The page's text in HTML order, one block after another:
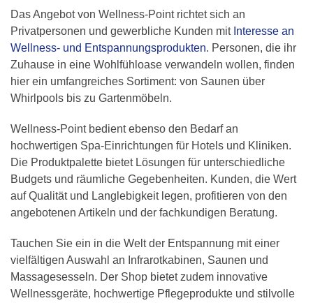
Das Angebot von Wellness-Point richtet sich an
Privatpersonen und gewerbliche Kunden mit Interesse an
Wellness- und Entspannungsprodukten. Personen, die ihr
Zuhause in eine Wohlfühloase verwandeln wollen, finden
hier ein umfangreiches Sortiment: von Saunen über
Whirlpools bis zu Gartenmöbeln.
Wellness-Point bedient ebenso den Bedarf an
hochwertigen Spa-Einrichtungen für Hotels und Kliniken.
Die Produktpalette bietet Lösungen für unterschiedliche
Budgets und räumliche Gegebenheiten. Kunden, die Wert
auf Qualität und Langlebigkeit legen, profitieren von den
angebotenen Artikeln und der fachkundigen Beratung.
Tauchen Sie ein in die Welt der Entspannung mit einer
vielfältigen Auswahl an Infrarotkabinen, Saunen und
Massagesesseln. Der Shop bietet zudem innovative
Wellnessgeräte, hochwertige Pflegeprodukte und stilvolle